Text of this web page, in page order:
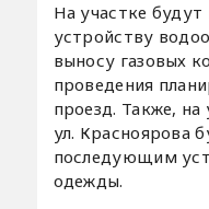
На участке
устройству
выносу газовых
проведения
проезд. Также, на
ул. Красноярова
последующим
одежды.